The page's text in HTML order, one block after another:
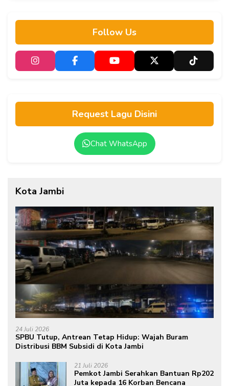
Follow Us
Request Lagu Disini
Chat WhatsApp
Kota Jambi
24 Juli 2026
SPBU Tutup, Antrean Tetap Hidup: Wajah Buram
Distribusi BBM Subsidi di Kota Jambi
21 Juli 2026
Pemkot Jambi Serahkan Bantuan Rp202
Juta kepada 16 Korban Bencana